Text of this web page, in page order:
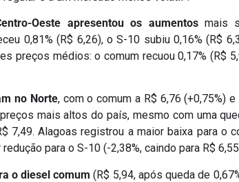
Oeste apresentou os aumentosmais
0,81% (R$ 6,26), o S-10 subiu 0,16% (R$
preços médios: o comum recuou 0,17% (R$
no Norte, com o comum a R$ 6,76 (+0,75%)
mais altos do país, mesmo com uma
7,49. Alagoas registrou a maior baixa para o
para o S-10 (-2,38%, caindo para R$
o diesel comum (R$ 5,94, após queda de